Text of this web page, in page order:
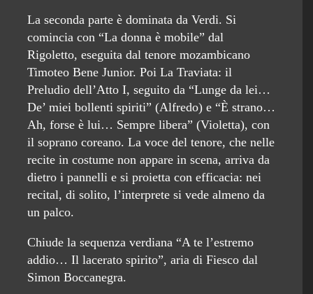
La seconda parte è dominata da Verdi. Si
comincia con “La donna è mobile” dal
Rigoletto, eseguita dal tenore mozambicano
Timoteo Bene Junior. Poi La Traviata: il
Preludio dell’Atto I, seguito da “Lunge da lei…
De’ miei bollenti spiriti” (Alfredo) e “È strano…
Ah, forse è lui… Sempre libera” (Violetta), con
il soprano coreano. La voce del tenore, che nelle
recite in costume non appare in scena, arriva da
dietro i pannelli e si proietta con efficacia: nei
recital, di solito, l’interprete si vede almeno da
un palco.
Chiude la sequenza verdiana “A te l’estremo
addio… Il lacerato spirito”, aria di Fiesco dal
Simon Boccanegra.